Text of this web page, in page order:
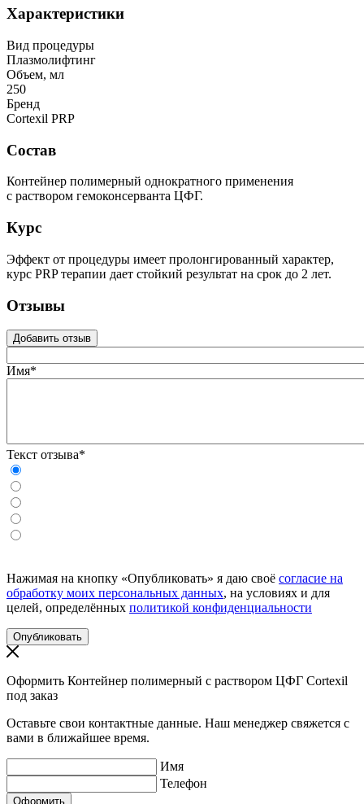
Характеристики
Вид процедуры
Плазмолифтинг
Объем, мл
250
Бренд
Cortexil PRP
Состав
Контейнер полимерный однократного применения
с раствором гемоконсерванта ЦФГ.
Курс
Эффект от процедуры имеет пролонгированный характер,
курс PRP терапии дает стойкий результат на срок до 2 лет.
Отзывы
Добавить отзыв
Имя*
Текст отзыва*
Нажимая на кнопку «Опубликовать» я даю своё согласие на
обработку моих персональных данных, на условиях и для
целей, определённых политикой конфиденциальности
Оформить Контейнер полимерный с раствором ЦФГ Cortexil
под заказ
Оставьте свои контактные данные. Наш менеджер свяжется с
вами в ближайшее время.
Имя
Телефон